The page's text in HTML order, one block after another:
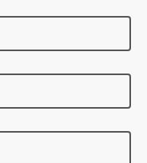
och dagtraktamenten. 3 okt. 1913
sparbank
döda/ Skuggan)